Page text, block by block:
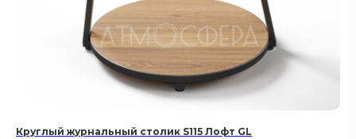
Круглый журнальный столик S115 Лофт GL